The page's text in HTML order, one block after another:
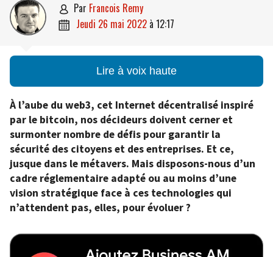
 par Francois Remy
 jeudi 26 mai 2022 à 12:17
Lire à voix haute
À l’aube du web3, cet Internet décentralisé inspiré
par le bitcoin, nos décideurs doivent cerner et
surmonter nombre de défis pour garantir la
sécurité des citoyens et des entreprises. Et ce,
jusque dans le métavers. Mais disposons-nous d’un
cadre réglementaire adapté ou au moins d’une
vision stratégique face à ces technologies qui
n’attendent pas, elles, pour évoluer ?